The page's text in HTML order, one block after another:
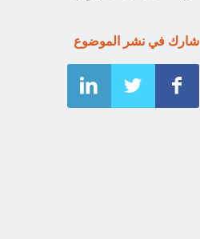
شارك في نشر الموضوع